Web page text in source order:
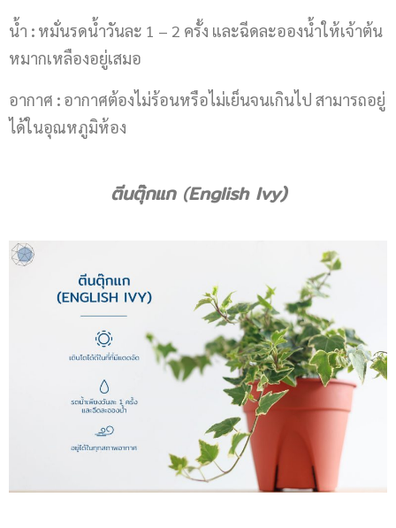
น้ำ : หมั่นรดน้ำวันละ 1 – 2 ครั้ง และฉีดละอองน้ำให้เจ้าต้น
หมากเหลืองอยู่เสมอ
อากาศ : อากาศต้องไม่ร้อนหรือไม่เย็นจนเกินไป สามารถอยู่
ได้ในอุณหภูมิห้อง
ตีนตุ๊กแก (English Ivy)